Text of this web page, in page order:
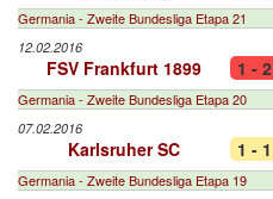
Germania - Zweite Bundesliga Etapa 21
12.02.2016
FSV Frankfurt 1899 1 - 2
Germania - Zweite Bundesliga Etapa 20
07.02.2016
Karlsruher SC 1 - 1
Germania - Zweite Bundesliga Etapa 19